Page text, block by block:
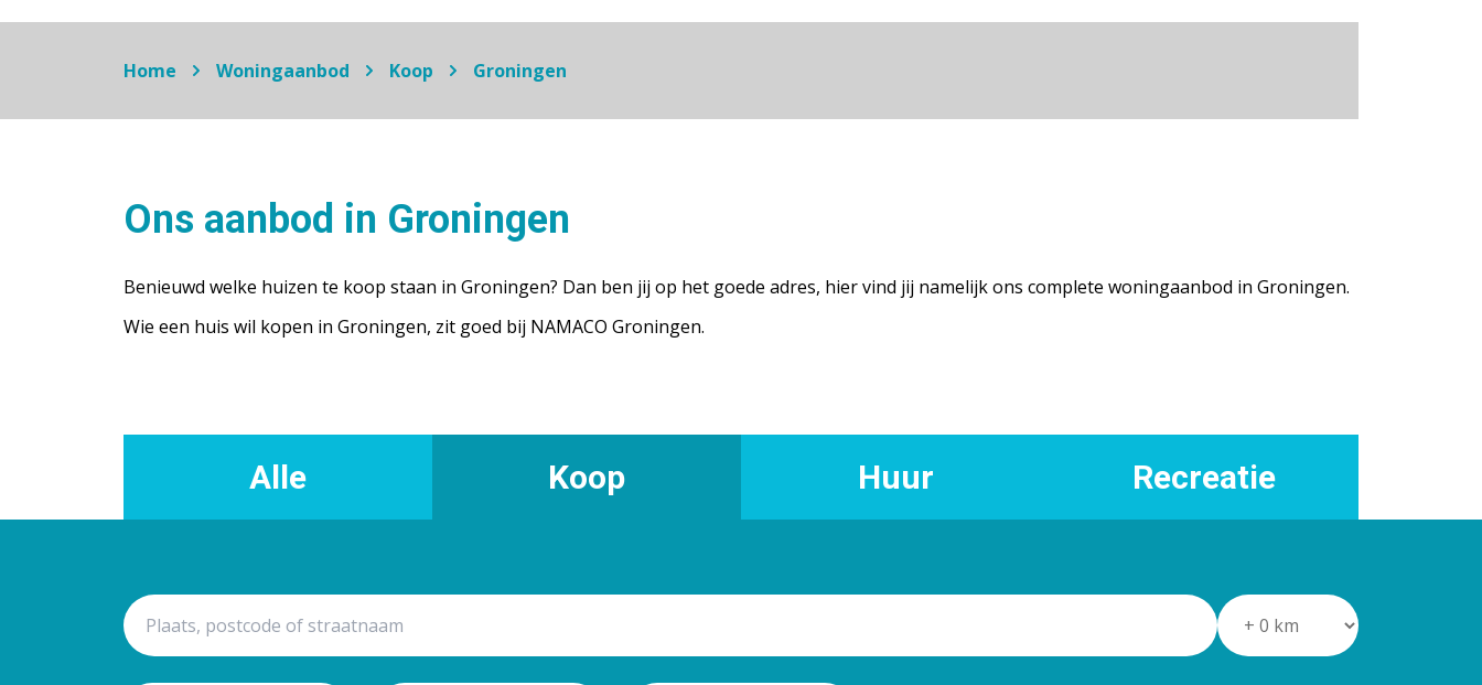
Home Woningaanbod Koop Groningen
Ons aanbod in Groningen
Benieuwd welke huizen te koop staan in Groningen? Dan ben jij op het goede adres, hier vind jij namelijk ons complete woningaanbod in Groningen.
Wie een huis wil kopen in Groningen, zit goed bij NAMACO Groningen.
Alle Koop Huur Recreatie